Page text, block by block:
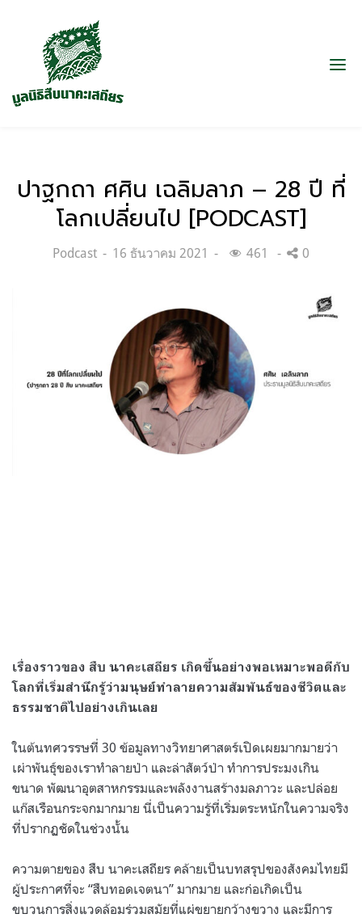
ปาฐกถา ศศิน เฉลิมลาภ – 28 ปี ที่
โลกเปลี่ยนไป [PODCAST]
Categories:
Podcast
Posted
16 ธันวาคม 2021 461 0
เรื่องราวของ สืบ นาคะเสถียร เกิดขึ้นอย่างพอเหมาะพอดีกับ
โลกที่เริ่มสำนึกรู้ว่ามนุษย์ทำลายความสัมพันธ์ของชีวิตและ
ธรรมชาติไปอย่างเกินเลย
ในต้นทศวรรษที่ 30 ข้อมูลทางวิทยาศาสตร์เปิดเผยมากมายว่า
เผ่าพันธุ์ของเราทำลายป่า และล่าสัตว์ป่า ทำการประมงเกิน
ขนาด พัฒนาอุตสาหกรรมและพลังงานสร้างมลภาวะ และปล่อย
แก๊สเรือนกระจกมากมาย นี่เป็นความรู้ที่เริ่มตระหนักในความจริง
ที่ปรากฏชัดในช่วงนั้น
ความตายของ สืบ นาคะเสถียร คล้ายเป็นบทสรุปของสังคมไทยมี
ผู้ประกาศที่จะ “สืบทอดเจตนา” มากมาย และก่อเกิดเป็น
ขบวนการสิ่งแวดล้อมร่วมสมัยที่แผ่ขยายกว้างขวาง และมีการ